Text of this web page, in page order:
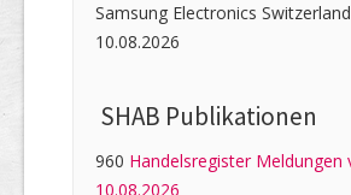
Samsung Electronics
10.08.2026
SHAB Publi­kati­onen
960 Handelsregister Meldungen
10.08.2026